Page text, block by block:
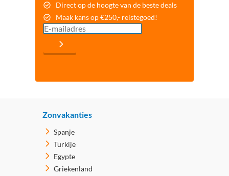
Direct op de hoogte van de beste deals
Maak kans op €250,- reistegoed!
Zonvakanties
Spanje
Turkije
Egypte
Griekenland